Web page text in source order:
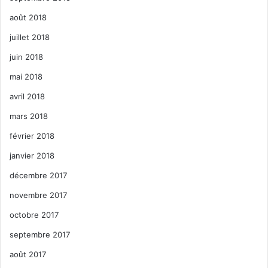
août 2018
juillet 2018
juin 2018
mai 2018
avril 2018
mars 2018
février 2018
janvier 2018
décembre 2017
novembre 2017
octobre 2017
septembre 2017
août 2017